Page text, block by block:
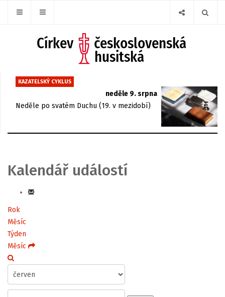
KAZATELSKÝ CYKLUS
neděle 9. srpna
Neděle po svatém Duchu (19. v mezidobí)
Kalendář událostí
Rok
Měsíc
Týden
Měsíc